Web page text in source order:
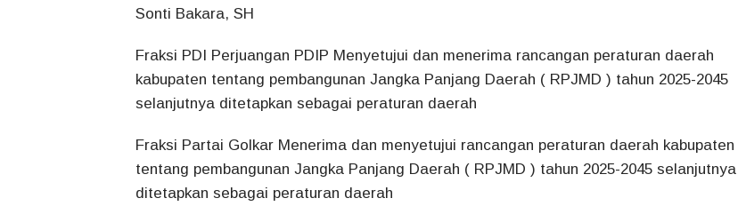
Sonti Bakara, SH
Fraksi PDI Perjuangan PDIP Menyetujui dan menerima rancangan peraturan daerah
kabupaten tentang pembangunan Jangka Panjang Daerah ( RPJMD ) tahun 2025-2045
selanjutnya ditetapkan sebagai peraturan daerah
Fraksi Partai Golkar Menerima dan menyetujui rancangan peraturan daerah kabupaten
tentang pembangunan Jangka Panjang Daerah ( RPJMD ) tahun 2025-2045 selanjutnya
ditetapkan sebagai peraturan daerah